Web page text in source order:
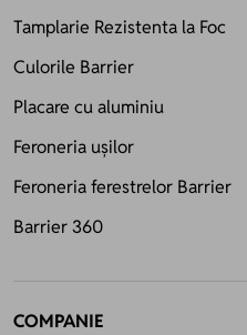
Tamplarie Rezistenta la Foc
Culorile Barrier
Placare cu aluminiu
Feroneria ușilor
Feroneria ferestrelor Barrier
Barrier 360
COMPANIE